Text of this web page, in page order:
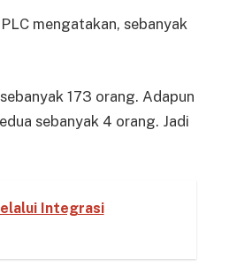
mengatakan, sebanyak
173 orang. Adapun
sebanyak 4 orang. Jadi
Integrasi